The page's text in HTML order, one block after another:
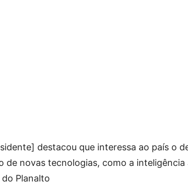
destacou que interessa ao país o
de novas tecnologias, como a
do Planalto